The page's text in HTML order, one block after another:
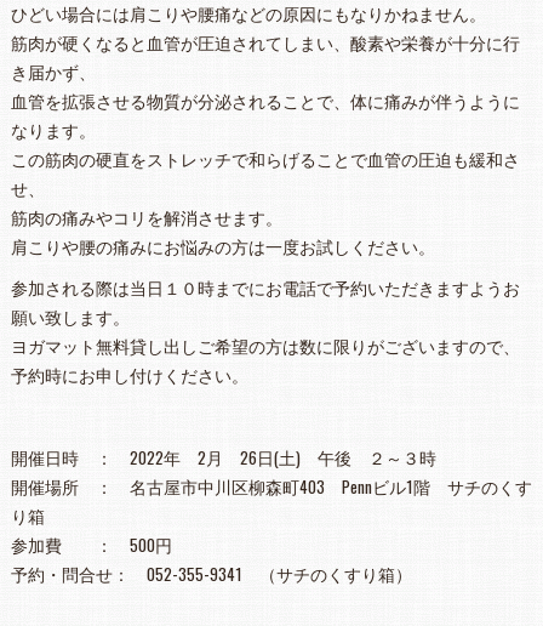
ひどい場合には肩こりや腰痛などの原因にもなりかねません。
筋肉が硬くなると血管が圧迫されてしまい、酸素や栄養が十分に行
き届かず、
血管を拡張させる物質が分泌されることで、体に痛みが伴うように
なります。
この筋肉の硬直をストレッチで和らげることで血管の圧迫も緩和さ
せ、
筋肉の痛みやコリを解消させます。
肩こりや腰の痛みにお悩みの方は一度お試しください。
参加される際は当日１０時までにお電話で予約いただきますようお
願い致します。
ヨガマット無料貸し出しご希望の方は数に限りがございますので、
予約時にお申し付けください。
開催日時 ： 2022年 2月 26日(土) 午後 ２～３時
開催場所 ： 名古屋市中川区柳森町403 Pennビル1階 サチのくす
り箱
参加費 ： 500円
予約・問合せ： 052-355-9341 （サチのくすり箱）